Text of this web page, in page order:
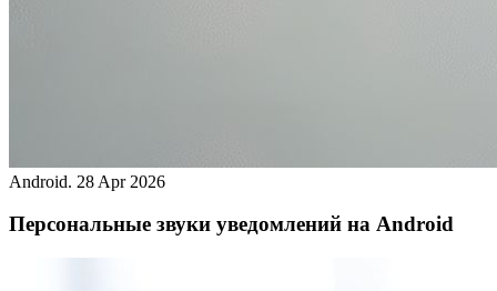
Android. 28 Apr 2026
Персональные звуки уведомлений на Android